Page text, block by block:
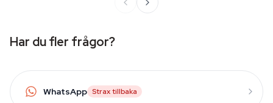
Har du fler frågor?
WhatsApp Strax tillbaka